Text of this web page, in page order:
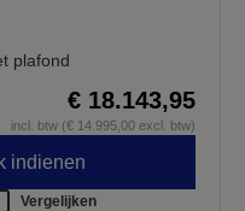
plafond
€ 18.143,95
incl. btw (€ 14.995,00 excl. btw)
indienen
Vergelijken